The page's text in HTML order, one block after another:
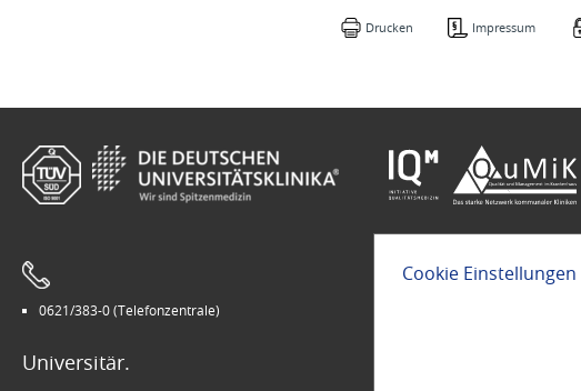
Drucken Impressum
0621/383-0 (Telefonzentrale)
Universitär.
Cookie Einstellungen